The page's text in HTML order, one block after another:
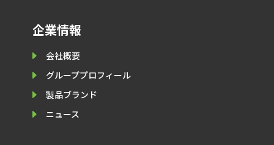
企業情報
E 会社概要
E グループプロフィール
E 製品ブランド
E ニュース